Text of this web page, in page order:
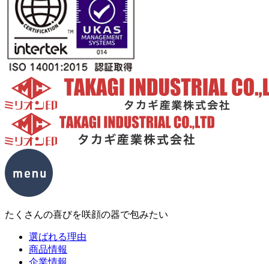
たくさんの喜びを咲顔の器で包みたい
選ばれる理由
商品情報
企業情報